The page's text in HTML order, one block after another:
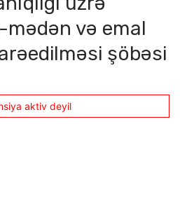
və emal
şöbəsi
aktiv deyil